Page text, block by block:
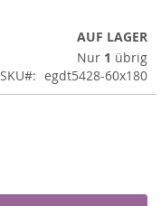
AUF LAGER
Nur 1 übrig
SKU
egdt5428-60x180